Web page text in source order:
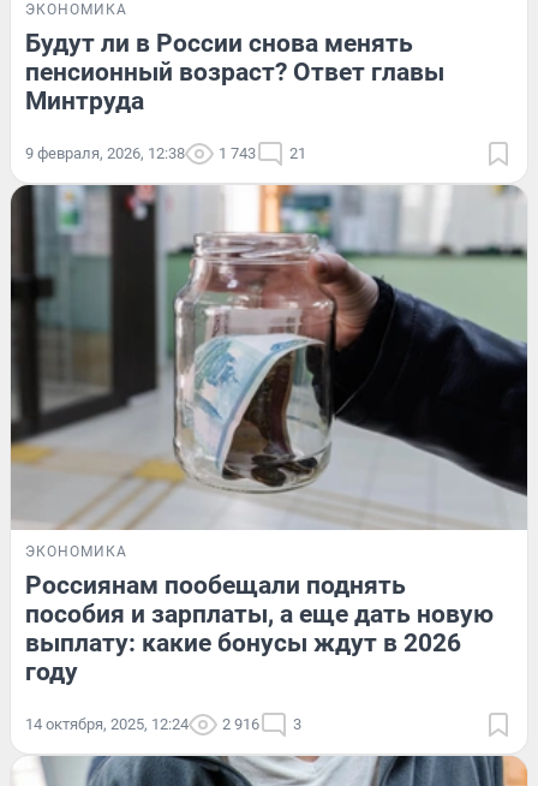
ЭКОНОМИКА
Будут ли в России снова менять
пенсионный возраст? Ответ главы
Минтруда
9 февраля, 2026, 12:38 1 743 21
ЭКОНОМИКА
Россиянам пообещали поднять
пособия и зарплаты, а еще дать новую
выплату: какие бонусы ждут в 2026
году
14 октября, 2025, 12:24 2 916 3